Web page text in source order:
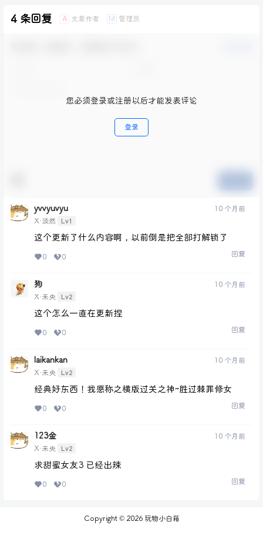
4 条回复 A 文章作者 M 管理员
您必须登录或注册以后才能发表评论
登录
yvvyuvyu
X·淡然 Lv1
10 个月前
这个更新了什么内容啊，以前倒是把全部打解锁了
0 0 回复
狗
X·未央 Lv2
10 个月前
这个怎么一直在更新捏
0 0 回复
laikankan
X·未央 Lv2
10 个月前
经典好东西！我愿称之横版过关之神~胜过棘罪修女
0 0 回复
123金
X·未央 Lv2
10 个月前
求甜蜜女友3 已经出辣
0 0 回复
Copyright © 2026玩物小白箱